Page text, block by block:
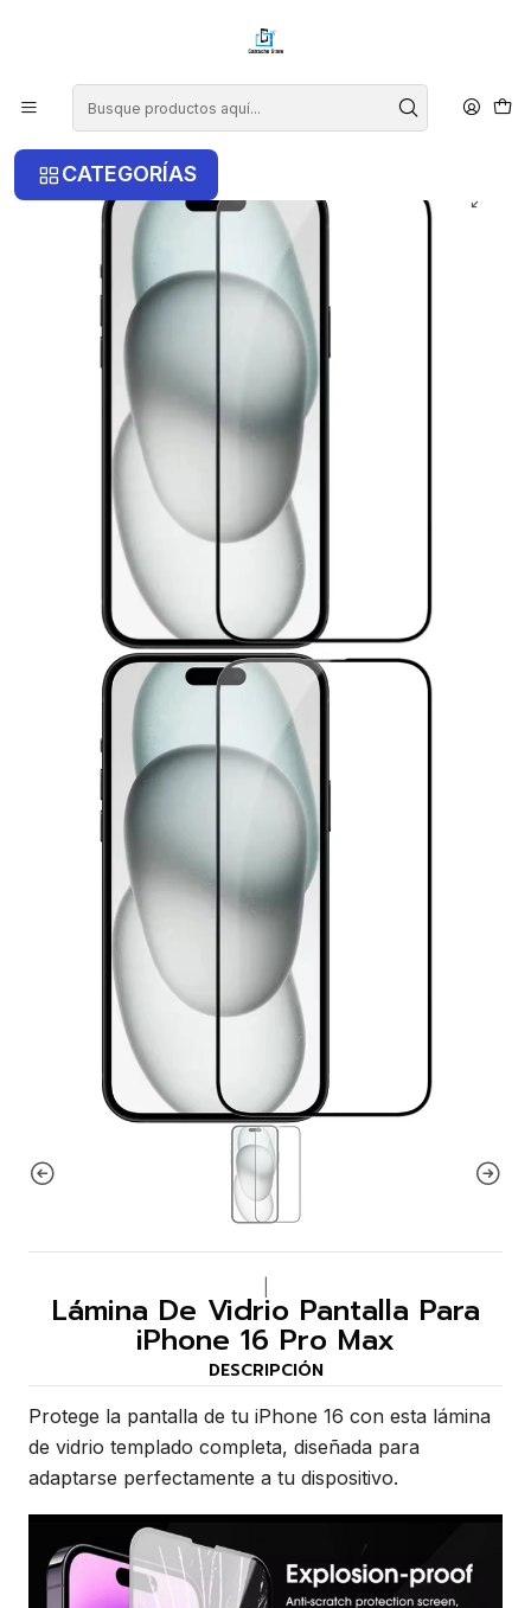
CATEGORÍAS
Inicio iPhone
iPhone 16 Pro Max
Lámina De Vidrio Pantalla Para iPhone 16 Pro Max
Lámina De Vidrio Pantalla Para
iPhone 16 Pro Max
DESCRIPCIÓN
Protege la pantalla de tu iPhone 16 con esta lámina
de vidrio templado completa, diseñada para
adaptarse perfectamente a tu dispositivo.